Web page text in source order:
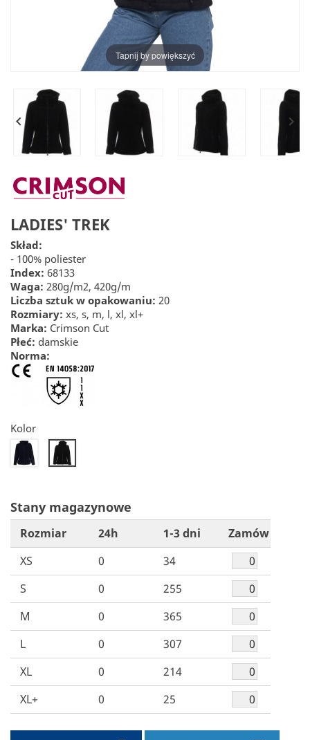
Tapnij by powiększyć
 
LADIES' TREK
Skład:
- 100% poliester
Index: 68133
Waga: 280g/m2, 420g/m
Liczba sztuk w opakowaniu: 20
Rozmiary: xs, s, m, l, xl, xl+
Marka: Crimson Cut
Płeć: damskie
Norma:
Kolor
22
26
Stany magazynowe
Rozmiar 24h 1-3 dni
Zamów
XS
0
34
S
0
255
M
0
365
L
0
307
XL
0
214
XL+
0 25